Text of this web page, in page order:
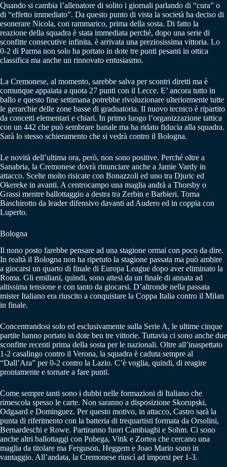
Quando si cambia l’allenatore di solito i giornali parlando di “cura” o
di “effetto immediato”. Da questo punto di vista la società ha deciso di
esonerare Nicola, con rammarico, prima della sosta. Di fatto la
reazione della squadra è stata immediata perché, dopo una serie di
sconfitte consecutive infinita, è arrivata una preziosissima vittoria. Lo
0-2 di Parma non solo ha portato in dote tre punti pesanti in ottica
classifica ma anche un rinnovato entusiasmo.
La Cremonese, al momento, sarebbe salva per scontri diretti ma è
comunque appaiata a quota 27 punti con il Lecce. E’ ancora tutto in
ballo e questo fine settimana potrebbe rivoluzionare ulteriormente tutte
le gerarchie delle zone basse di graduatoria. Il nuovo tecnico è ripartito
da concetti elementari e chiari. In primo luogo l’organizzazione tattica
con un 442 che può sembrare banale ma ha ridato fiducia alla squadra.
Sarà lo stesso schieramento che si vedrà contro il Bologna.
Le novità dell’ultima ora, però, non sono positive. Perché oltre a
Sanabria, la Cremonese dovrà rinunciare anche a Jamie Vardy in
attacco. Scelte molto risicate con Bonazzoli ed uno tra Djuric ed
Okereke in avanti. A centrocampo una maglia andrà a Thorsby o
Grassi mentre ballottaggio a destra tra Zerbin e Barbieri. Torna
Baschirotto da leader difensivo davanti ad Audero ed in coppia con
Luperto.
Bologna
Il nono posto farebbe pensare ad una stagione ormai con poco da dire.
In realtà il Bologna non ha ripetuto la stagione passata ma può ambire
a giocarsi un quarto di finale di Europa League dopo aver eliminato la
Roma. Gli emiliani, quindi, sono attesi da un finale di annata ad
altissima tensione e con tanto da giocarsi. D’altronde nella passata
mister Italiano era riuscito a conquistare la Coppa Italia contro il Milan
in finale.
Concentrandosi solo ed esclusivamente sulla Serie A, le ultime cinque
partite hanno portato in dote ben tre vittorie. Tuttavia ci sono anche due
sconfitte recenti prima della sosta per le nazionali. Oltre all’inaspettato
1-2 casalingo contro il Verona, la squadra è caduta sempre al
“Dall’Ara” per 0-2 contro la Lazio. C’è voglia, quindi, di reagire
prontamente e tornare a fare punti.
Come sempre tanti sono i dubbi nelle formazioni di Italiano che
rimescola spesso le carte. Non saranno a disposizione Skorupski,
Odgaard e Dominguez. Per questo motivo, in attacco, Castro sarà la
punta di riferimento con la batteria di trequartisti formata da Orsolini,
Bernardeschi e Rowe. Partiranno fuori Cambiaghi e Sohm. Ci sono
anche altri ballottaggi con Pobega, Vitik e Zortea che cercano una
maglia da titolare ma Ferguson, Heggem e Joao Mario sono in
vantaggio. All’andata, la Cremonese riuscì ad imporsi per 1-3.